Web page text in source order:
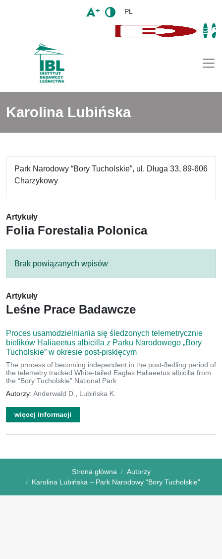
PL
Karolina Lubińska
Park Narodowy “Bory Tucholskie”, ul. Długa 33, 89-606
Charzykowy
Artykuły
Folia Forestalia Polonica
Brak powiązanych wpisów
Artykuły
Leśne Prace Badawcze
Proces usamodzielniania się śledzonych telemetrycznie
bielików Haliaeetus albicilla z Parku Narodowego „Bory
Tucholskie” w okresie post-pisklęcym
The process of becoming independent in the post-fledling period of
the telemetry tracked White-tailed Eagles Haliaeetus albicilla from
the “Bory Tucholskie” National Park
Autorzy: Anderwald D. Lubińska K.
więcej informacji
Strona główna
Autorzy
Karolina Lubińska – Park Narodowy “Bory Tucholskie”